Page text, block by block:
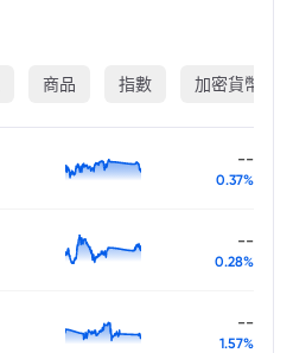
商品 指數 加密貨幣
--
0.37%
--
0.28%
--
1.57%